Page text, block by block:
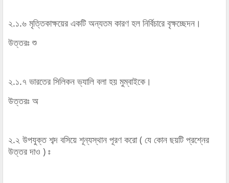
২.১.৬ মৃত্তিকাক্ষয়ের একটি অন্যতম কারণ হল নির্বিচারে বৃক্ষচ্ছেদন।
উত্তরঃ শু
২.১.৭ ভারতের সিলিকন ভ্যালি বলা হয় মুম্বাইকে।
উত্তরঃ অ
২.২ উপযুক্ত শব্দ বসিয়ে শূন্যস্থান পূরণ করো ( যে কোন ছয়টি প্রশ্নের
উত্তর দাও ) ঃ